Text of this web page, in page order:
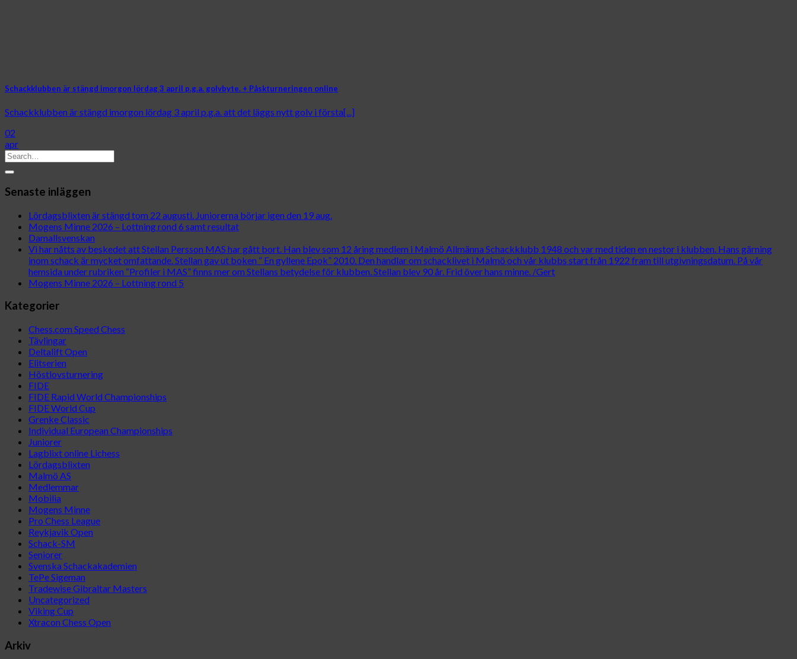
Schackklubben är stängd imorgon lördag 3 april p.g.a. golvbyte. + Påskturneringen online
Schackklubben är stängd imorgon lördag 3 april p.g.a. att det läggs nytt golv i första[...]
02
apr
Senaste inläggen
Lördagsblixten är stängd tom 22 augusti. Juniorerna börjar igen den 19 aug.
Mogens Minne 2026 – Lottning rond 6 samt resultat
Damallsvenskan
Vi har nåtts av beskedet att Stellan Persson MAS har gått bort. Han blev som 12 åring medlem i Malmö Allmänna Schackklubb 1948 och var med tiden en nestor i klubben. Hans gärning
inom schack är mycket omfattande. Stellan gav ut boken ” En gyllene Epok” 2010. Den handlar om schacklivet i Malmö och vår klubbs start från 1922 fram till utgivningsdatum. På vår
hemsida under rubriken “Profiler i MAS” finns mer om Stellans betydelse för klubben. Stellan blev 90 år. Frid över hans minne. /Gert
Mogens Minne 2026 – Lottning rond 5
Kategorier
Chess.com Speed Chess
Tävlingar
Deltalift Open
Elitserien
Höstlovsturnering
FIDE
FIDE Rapid World Championships
FIDE World Cup
Grenke Classic
Individual European Championships
Juniorer
Lagblixt online Lichess
Lördagsblixten
Malmö AS
Medlemmar
Mobilia
Mogens Minne
Pro Chess League
Reykjavik Open
Schack-SM
Seniorer
Svenska Schackakademien
TePe Sigeman
Tradewise Gibraltar Masters
Uncategorized
Viking Cup
Xtracon Chess Open
Arkiv